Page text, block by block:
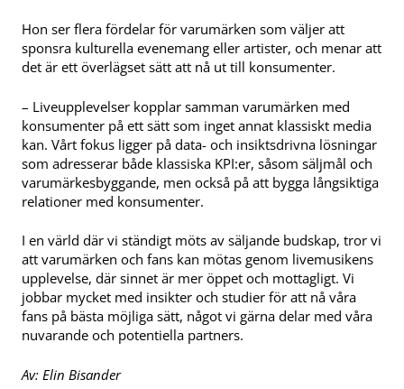
Hon ser flera fördelar för varumärken som väljer att
sponsra kulturella evenemang eller artister, och menar att
det är ett överlägset sätt att nå ut till konsumenter.
– Liveupplevelser kopplar samman varumärken med
konsumenter på ett sätt som inget annat klassiskt media
kan. Vårt fokus ligger på data- och insiktsdrivna lösningar
som adresserar både klassiska KPI:er, såsom säljmål och
varumärkesbyggande, men också på att bygga långsiktiga
relationer med konsumenter.
I en värld där vi ständigt möts av säljande budskap, tror vi
att varumärken och fans kan mötas genom livemusikens
upplevelse, där sinnet är mer öppet och mottagligt. Vi
jobbar mycket med insikter och studier för att nå våra
fans på bästa möjliga sätt, något vi gärna delar med våra
nuvarande och potentiella partners.
Av: Elin Bisander